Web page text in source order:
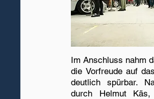
Im Anschluss nahm
die Vorfreude auf
deutlich spürbar.
durch Helmut